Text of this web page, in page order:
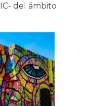
del ámbito